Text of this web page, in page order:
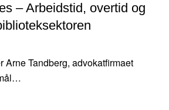
– Arbeidstid, overtid og
Arne Tandberg, advokatfirmaet